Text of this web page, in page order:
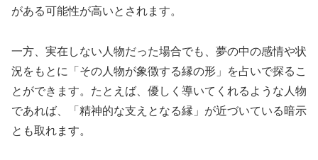
がある可能性が高いとされます。
一方、実在しない人物だった場合でも、夢の中の感情や状
況をもとに「その人物が象徴する縁の形」を占いで探るこ
とができます。たとえば、優しく導いてくれるような人物
であれば、「精神的な支えとなる縁」が近づいている暗示
とも取れます。